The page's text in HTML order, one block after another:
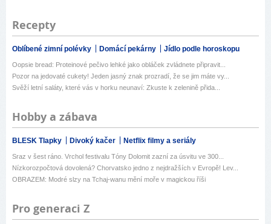
Recepty
Oblíbené zimní polévky Domácí pekárny Jídlo podle horoskopu
Oopsie bread: Proteinové pečivo lehké jako obláček zvládnete připravit...
Pozor na jedovaté cukety! Jeden jasný znak prozradí, že se jim máte vy...
Svěží letní saláty, které vás v horku neunaví: Zkuste k zelenině přida...
Hobby a zábava
BLESK Tlapky Divoký kačer Netflix filmy a seriály
Sraz v šest ráno. Vrchol festivalu Tóny Dolomit zazní za úsvitu ve 300...
Nízkorozpočtová dovolená? Chorvatsko jedno z nejdražších v Evropě! Lev...
OBRAZEM: Modré slzy na Tchaj-wanu mění moře v magickou říši
Pro generaci Z